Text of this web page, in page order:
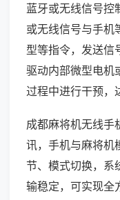
蓝牙或无线信号控
或无线信号与手机
型等指令，发送信
驱动内部微型电机
过程中进行干预，
成都麻将机无线手
讯，手机与麻将机
节、模式切换，系
输稳定，可实现全